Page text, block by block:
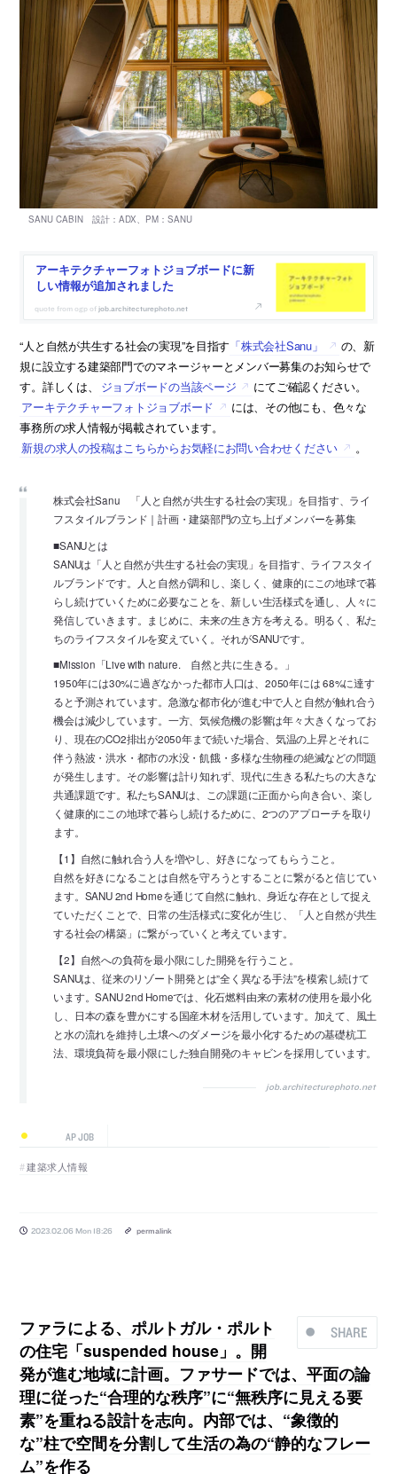
アーキテクチャーフォトジョブボードに新
しい情報が追加されました
job.architecturephoto.net
“人と自然が共生する社会の実現”を目指す 「株式会社Sanu」
の、新
規に設立する建築部門でのマネージャーとメンバー募集のお知らせで
す。詳しくは、
ジョブボードの当該ページ
にてご確認ください。
アーキテクチャーフォトジョブボード
には、その他にも、色々な
事務所の求人情報が掲載されています。
新規の求人の投稿はこちらからお気軽にお問い合わせください
。
株式会社Sanu 「人と自然が共生する社会の実現」を目指す、ライ
フスタイルブランド｜計画・建築部門の立ち上げメンバーを募集
■SANUとは
SANUは「人と自然が共生する社会の実現」を目指す、ライフスタイ
ルブランドです。人と自然が調和し、楽しく、健康的にこの地球で暮
らし続けていくために必要なことを、新しい生活様式を通し、人々に
発信していきます。まじめに、未来の生き方を考える。明るく、私た
ちのライフスタイルを変えていく。それがSANUです。
■Mission「Live with nature. 自然と共に生きる。」
1950年には30%に過ぎなかった都市人口は、2050年には 68%に達す
ると予測されています。急激な都市化が進む中で人と自然が触れ合う
機会は減少しています。一方、気候危機の影響は年々大きくなってお
り、現在のCO2排出が2050年まで続いた場合、気温の上昇とそれに
伴う熱波・洪水・都市の水没・飢餓・多様な生物種の絶滅などの問題
が発生します。その影響は計り知れず、現代に生きる私たちの大きな
共通課題です。私たちSANUは、この課題に正面から向き合い、楽し
く健康的にこの地球で暮らし続けるために、2つのアプローチを取り
ます。
【1】自然に触れ合う人を増やし、好きになってもらうこと。
自然を好きになることは自然を守ろうとすることに繋がると信じてい
ます。SANU 2nd Homeを通じて自然に触れ、身近な存在として捉え
ていただくことで、日常の生活様式に変化が生じ、「人と自然が共生
する社会の構築」に繋がっていくと考えています。
【2】自然への負荷を最小限にした開発を行うこと。
SANUは、従来のリゾート開発とは”全く異なる手法”を模索し続けて
います。SANU 2nd Homeでは、化石燃料由来の素材の使用を最小化
し、日本の森を豊かにする国産木材を活用しています。加えて、風土
と水の流れを維持し土壌へのダメージを最小化するための基礎杭工
法、環境負荷を最小限にした独自開発のキャビンを採用しています。
job.architecturephoto.net
AP JOB
建築求人情報
2023.02.06 Mon 18:26 permalink
SHARE
ファラによる、ポルトガル・ポルト
の住宅「suspended house」。開
発が進む地域に計画。ファサードでは、平面の論
理に従った“合理的な秩序”に“無秩序に見える要
素”を重ねる設計を志向。内部では、“象徴的
な”柱で空間を分割して生活の為の“静的なフレー
ム”を作る